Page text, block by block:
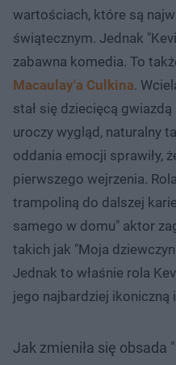
wartościach, które są
świątecznym. Jednak
zabawna komedia. To
Macaulay'a Culkina.
stał się dziecięcą
uroczy wygląd, naturalny
oddania emocji sprawiły,
pierwszego wejrzenia.
trampoliną do dalszej
samego w domu" aktor
takich jak "Moja
Jednak to właśnie rola
jego najbardziej ikoniczną
Jak zmieniła się obsada